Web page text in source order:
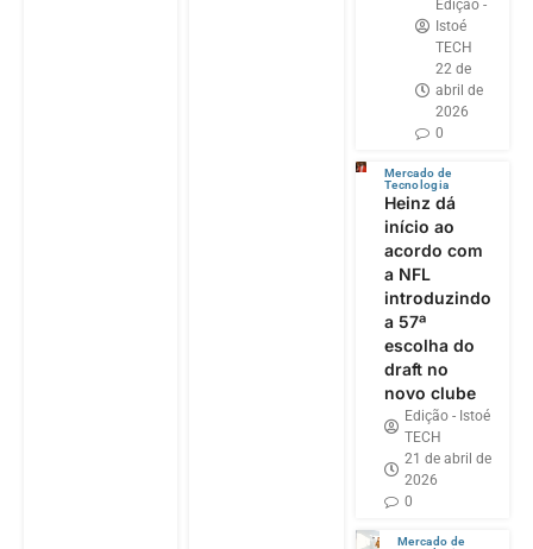
Edição -
Istoé
TECH
22 de
abril de
2026
0
Mercado de
Tecnologia
Heinz dá
início ao
acordo com
a NFL
introduzindo
a 57ª
escolha do
draft no
novo clube
Edição - Istoé
TECH
21 de abril de
2026
0
Mercado de